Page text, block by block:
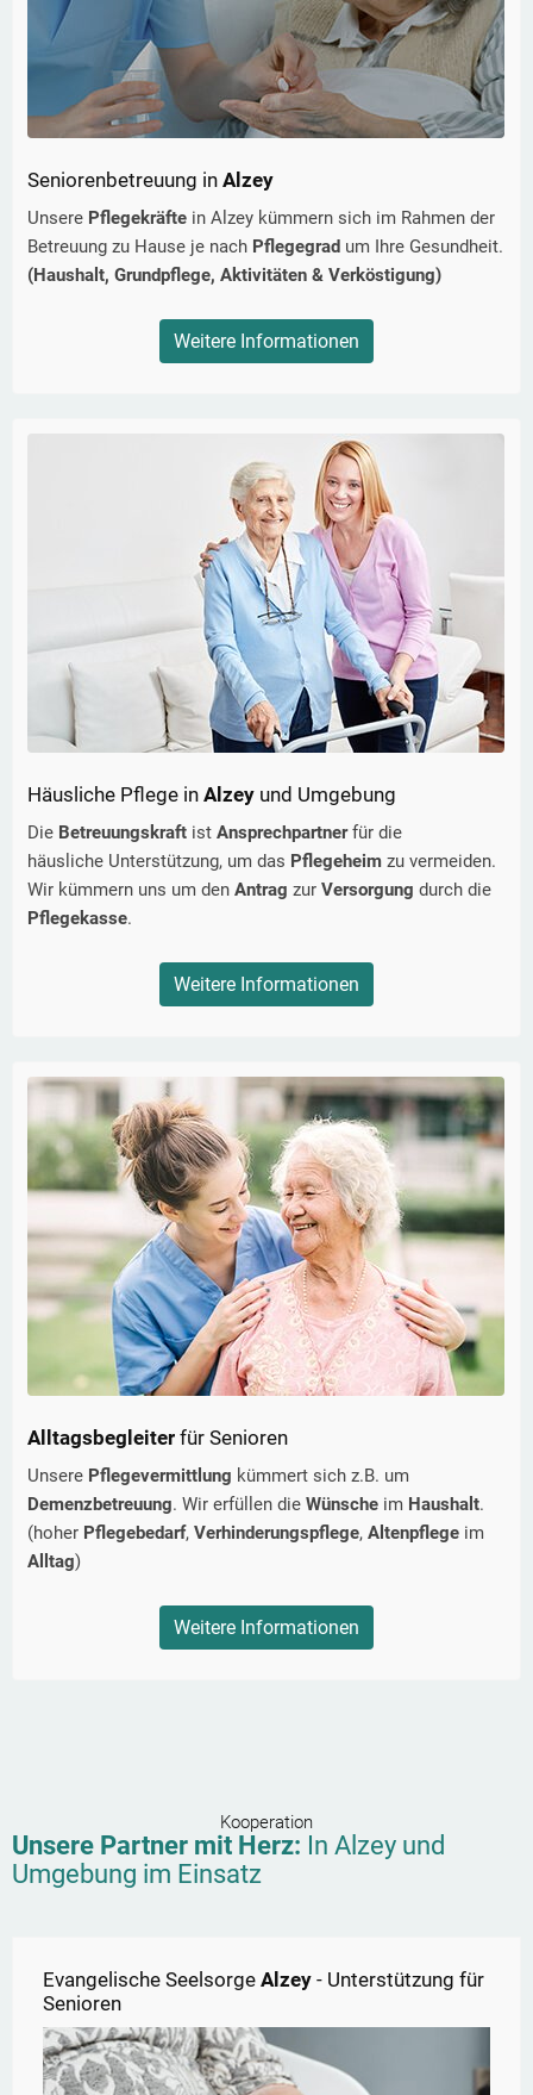
Seniorenbetreuung in Alzey
Unsere Pflegekräfte in Alzey kümmern sich im Rahmen der
Betreuung zu Hause je nach Pflegegrad um Ihre Gesundheit.
(Haushalt, Grundpflege, Aktivitäten & Verköstigung)
Weitere Informationen
Häusliche Pflege in Alzey und Umgebung
Die Betreuungskraft ist Ansprechpartnerfür die
häusliche Unterstützung, um das Pflegeheim zu vermeiden.
Wir kümmern uns um den Antrag zur Versorgung durch die
Pflegekasse.
Weitere Informationen
Alltagsbegleiter für Senioren
Unsere Pflegevermittlung kümmert sich z.B. um
Demenzbetreuung. Wir erfüllen die Wünsche im Haushalt.
(hoher Pflegebedarf, Verhinderungspflege, Altenpflege im
Alltag)
Weitere Informationen
Kooperation
Unsere Partner mit Herz: In Alzey und
Umgebung im Einsatz
Evangelische Seelsorge Alzey - Unterstützung für
Senioren